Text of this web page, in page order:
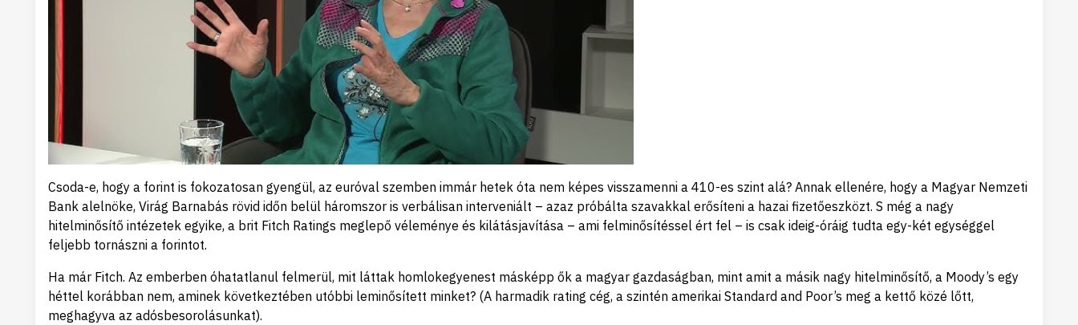
Csoda-e, hogy a forint is fokozatosan gyengül, az euróval szemben immár hetek óta nem képes visszamenni a 410-es szint alá? Annak ellenére, hogy a Magyar Nemzeti
Bank alelnöke, Virág Barnabás rövid időn belül háromszor is verbálisan interveniált – azaz próbálta szavakkal erősíteni a hazai fizetőeszközt. S még a nagy
hitelminősítő intézetek egyike, a brit Fitch Ratings meglepő véleménye és kilátásjavítása – ami felminősítéssel ért fel – is csak ideig-óráig tudta egy-két egységgel
feljebb tornászni a forintot.
Ha már Fitch. Az emberben óhatatlanul felmerül, mit láttak homlokegyenest másképp ők a magyar gazdaságban, mint amit a másik nagy hitelminősítő, a Moody’s egy
héttel korábban nem, aminek következtében utóbbi leminősített minket? (A harmadik rating cég, a szintén amerikai Standard and Poor’s meg a kettő közé lőtt,
meghagyva az adósbesorolásunkat).